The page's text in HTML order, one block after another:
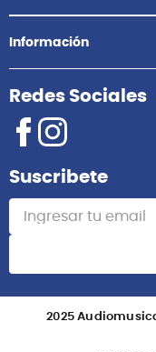
Información
Redes Sociales
Suscribete
2025